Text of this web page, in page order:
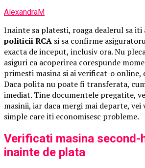
AlexandraM
Inainte sa platesti, roaga dealerul sa iti
politicii RCA si sa confirme
exacta de inceput, inclusiv ora. Nu
asiguri ca acoperirea corespunde
primesti masina si ai verificat-o online,
Daca polita nu poate fi transferata,
imediat. Tine documentele pregatite,
masinii, iar daca mergi mai departe, vei
simple care iti economisesc probleme.
Verificati masina second-
inainte de plata